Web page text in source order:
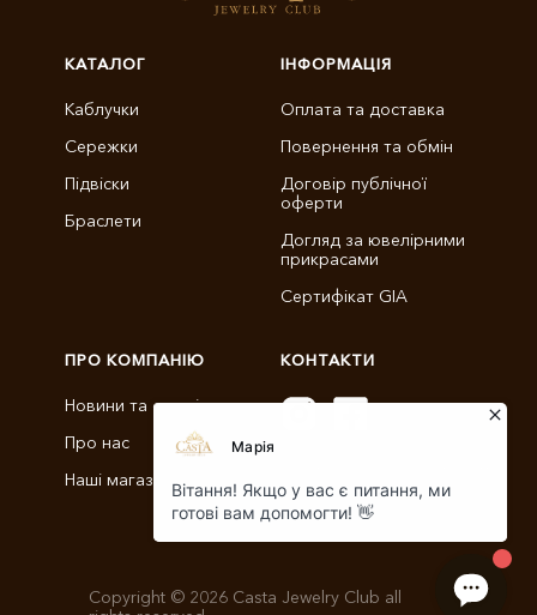
КАТАЛОГ
Каблучки
Сережки
Підвіски
Браслети
ІНФОРМАЦІЯ
Оплата та доставка
Повернення та обмін
Договір публічної
оферти
Догляд за ювелірними
прикрасами
Сертифікат GIA
ПРО КОМПАНІЮ
Новини та статті
Про нас
Наші магазини
КОНТАКТИ
+38 (096) 900-11-22
Copyright © 2026 Casta Jewelry Club all